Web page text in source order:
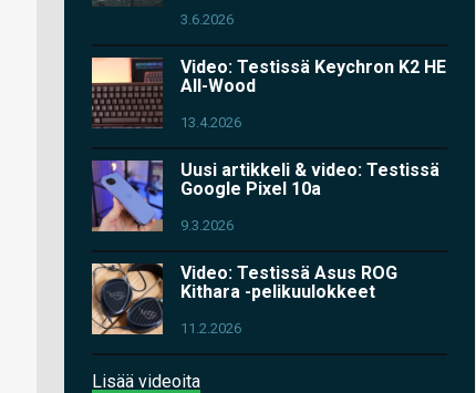
3.6.2026
Video: Testissä Keychron K2 HE
All-Wood
13.4.2026
Uusi artikkeli & video: Testissä
Google Pixel 10a
9.3.2026
Video: Testissä Asus ROG
Kithara -pelikuulokkeet
11.2.2026
Lisää videoita